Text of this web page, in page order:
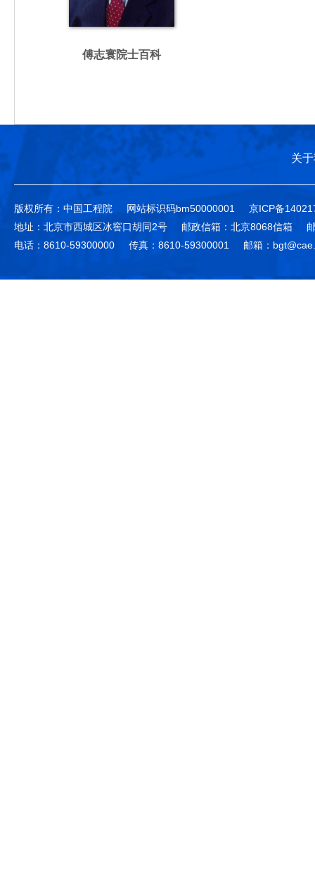
傅志寰院士百科
关
版权所有：中国工程院 网站标识码bm50000001
京ICP备
地址：北京市西城区冰窖口胡同2号
邮政信箱：北京8068信箱
电话：8610-59300000
传真：8610-59300001 邮箱：